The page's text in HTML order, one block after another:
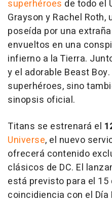
superhéroes de todo el
Grayson y Rachel Roth,
poseída por una
envueltos en una
infierno a la Tierra.
y el adorable Beast
superhéroes, sino
sinopsis oficial.
Titans se estrenará el
Universe, el nuevo
ofrecerá contenido
clásicos de DC. El
está previsto para el 15
coincidiencia con el